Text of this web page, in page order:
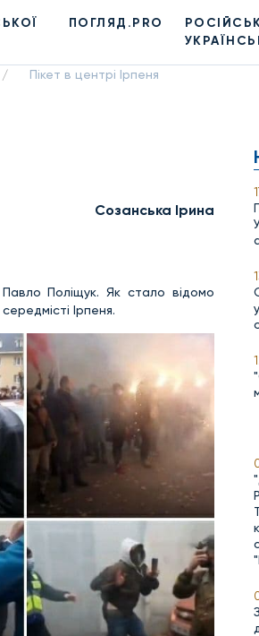
ПОГЛЯД.PRO
/ Пікет в центрі Ірпеня
Созанська Ірина
Поліщук. Як стало відомо
Ірпеня.